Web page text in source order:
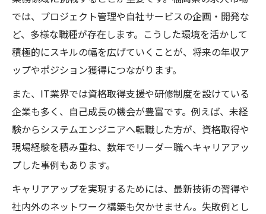
では、プロジェクト管理や自社サービスの企画・開発な
ど、多様な職種が存在します。こうした環境を活かして
積極的にスキルの幅を広げていくことが、将来の年収ア
ップやポジション獲得につながります。
また、IT業界では資格取得支援や研修制度を設けている
企業も多く、自己成長の機会が豊富です。例えば、未経
験からシステムエンジニアへ転職した方が、資格取得や
現場経験を積み重ね、数年でリーダー職へキャリアアッ
プした事例もあります。
キャリアアップを実現するためには、最新技術の習得や
社内外のネットワーク構築も欠かせません。失敗例とし